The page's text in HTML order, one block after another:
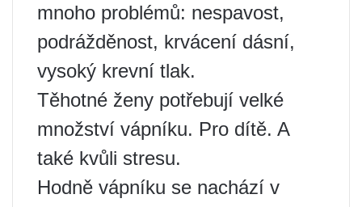
mnoho problémů: nespavost,
podrážděnost, krvácení dásní,
vysoký krevní tlak.
Těhotné ženy potřebují velké
množství vápníku. Pro dítě. A
také kvůli stresu.
Hodně vápníku se nachází v